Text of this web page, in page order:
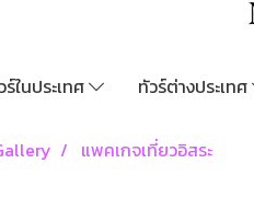
ร์ในประเทศ ทัวร์ต่างประเทศ
แพคเกจเที่ยวอิสระ